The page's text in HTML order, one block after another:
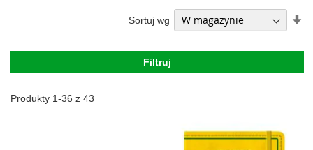
Produkty 1-36 z 43
Sortuj wg
Filtruj